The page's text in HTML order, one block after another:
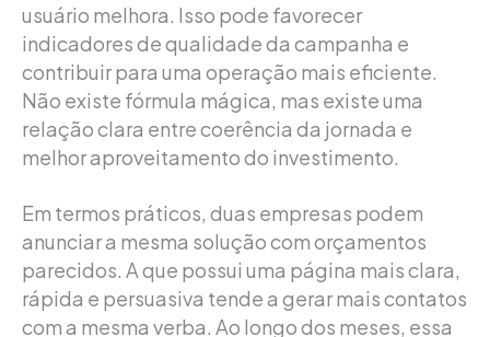
usuário melhora. Isso pode favorecer
indicadores de qualidade da campanha e
contribuir para uma operação mais eficiente.
Não existe fórmula mágica, mas existe uma
relação clara entre coerência da jornada e
melhor aproveitamento do investimento.
Em termos práticos, duas empresas podem
anunciar a mesma solução com orçamentos
parecidos. A que possui uma página mais clara,
rápida e persuasiva tende a gerar mais contatos
com a mesma verba. Ao longo dos meses, essa